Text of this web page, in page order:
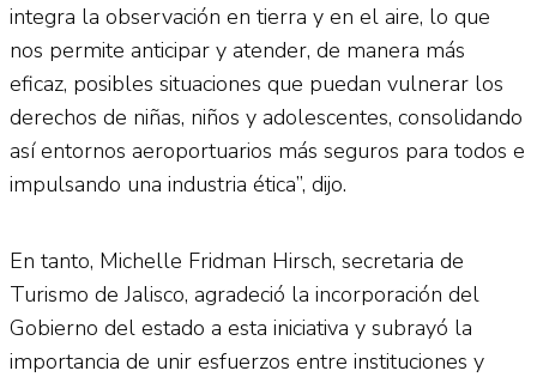
integra la observación en tierra y en el aire, lo que
nos permite anticipar y atender, de manera más
eficaz, posibles situaciones que puedan vulnerar los
derechos de niñas, niños y adolescentes, consolidando
así entornos aeroportuarios más seguros para todos e
impulsando una industria ética”, dijo.
En tanto, Michelle Fridman Hirsch, secretaria de
Turismo de Jalisco, agradeció la incorporación del
Gobierno del estado a esta iniciativa y subrayó la
importancia de unir esfuerzos entre instituciones y